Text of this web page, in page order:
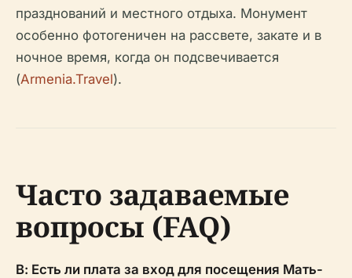
празднований и местного отдыха. Монумент
особенно фотогеничен на рассвете, закате и в
ночное время, когда он подсвечивается
(Armenia.Travel).
Часто задаваемые
вопросы (FAQ)
В: Есть ли плата за вход для посещения Мать-